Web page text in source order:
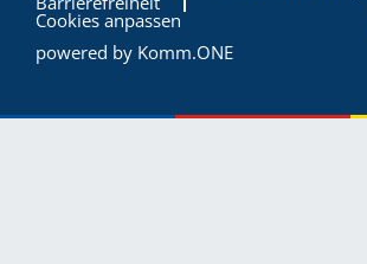
Cookies anpassen
powered by Komm.ONE